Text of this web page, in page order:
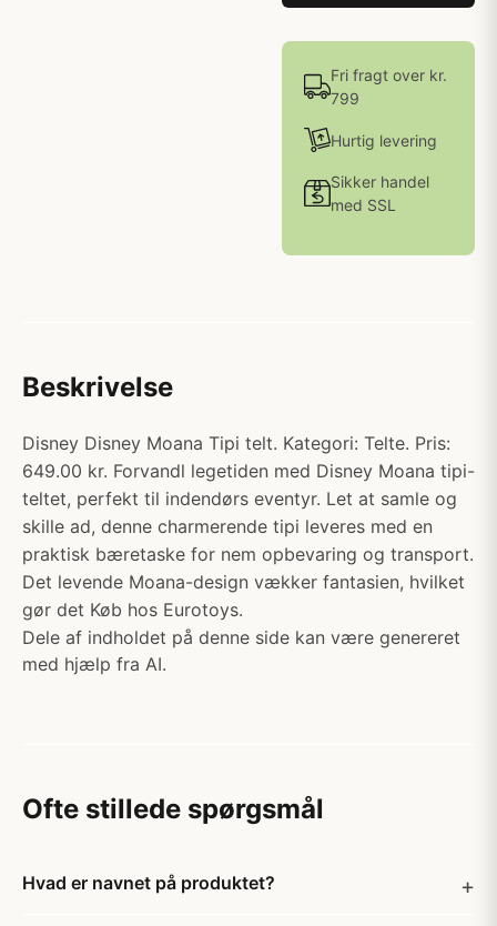
Fri fragt over kr.
799
Hurtig levering
Sikker handel
med SSL
Beskrivelse
Disney Disney Moana Tipi telt. Kategori: Telte. Pris:
649.00 kr. Forvandl legetiden med Disney Moana tipi-
teltet, perfekt til indendørs eventyr. Let at samle og
skille ad, denne charmerende tipi leveres med en
praktisk bæretaske for nem opbevaring og transport.
Det levende Moana-design vækker fantasien, hvilket
gør det Køb hos Eurotoys.
Dele af indholdet på denne side kan være genereret
med hjælp fra AI.
Ofte stillede spørgsmål
Hvad er navnet på produktet?